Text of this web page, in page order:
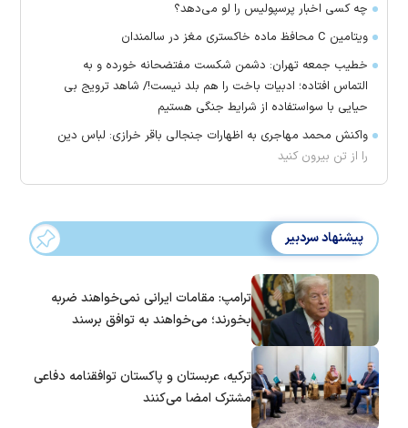
چه کسی اخبار پرسپولیس را لو می‌دهد؟
ویتامین C محافظ ماده خاکستری مغز در سالمندان
خطیب جمعه تهران: دشمن شکست مفتضحانه خورده و به
التماس افتاده؛ ادبیات باخت را هم بلد نیست!/ شاهد ترویج بی
حیایی با سواستفاده از شرایط جنگی هستیم
واکنش محمد مهاجری به اظهارات جنجالی باقر خرازی: لباس دین
را از تن بیرون کنید
پیشنهاد سردبیر
ترامپ: مقامات ایرانی نمی‌خواهند ضربه
بخورند؛ می‌خواهند به توافق برسند
ترکیه، عربستان و پاکستان توافقنامه دفاعی
مشترک امضا می‌کنند